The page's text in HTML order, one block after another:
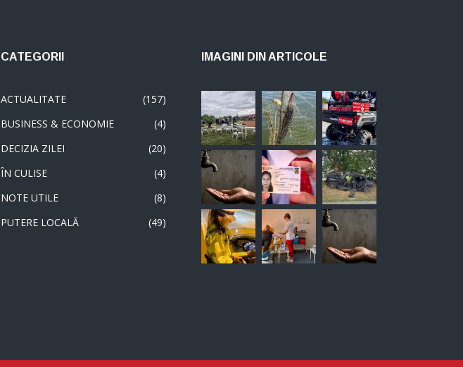
CATEGORII
ACTUALITATE
(157)
BUSINESS & ECONOMIE
(4)
DECIZIA ZILEI
(20)
ÎN CULISE
(4)
NOTE UTILE
(8)
PUTERE LOCALĂ
(49)
IMAGINI DIN ARTICOLE